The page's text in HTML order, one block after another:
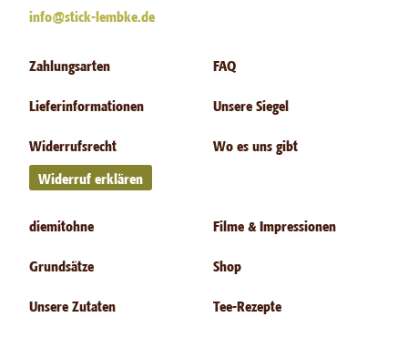
info@stick-lembke.de
Zahlungsarten
Lieferinformationen
Widerrufsrecht
Widerruf erklären
FAQ
Unsere Siegel
Wo es uns gibt
diemitohne
Grundsätze
Unsere Zutaten
Filme & Impressionen
Shop
Tee-Rezepte